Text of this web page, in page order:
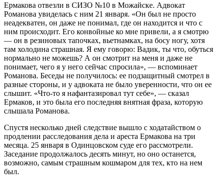
Ермакова отвезли в СИЗО №10 в Можайске. Адвокат
Романова увиделась с ним 21 января. «Он был не просто
неадекватен, он даже не понимал, где он находится и что с
ним происходит. Его конвойные ко мне привели, а я смотрю
— он в резиновых тапочках, вьетнамках, на босу ногу, хотя
там холодина страшная. Я ему говорю: Вадик, ты что, обуться
нормально не можешь? А он смотрит на меня и даже не
понимает, чего я у него сейчас спросила», — вспоминает
Романова. Беседы не получилось: ее подзащитный смотрел в
разные стороны, и у адвоката не было уверенности, что он ее
слышит. «Что-то я нафантазировал тут себе», — сказал
Ермаков, и это была его последняя внятная фраза, которую
слышала Романова.
Спустя несколько дней следствие вышло с ходатайством о
продлении расследования дела и ареста Ермакова на три
месяца. 25 января в Одинцовском суде его рассмотрели.
Заседание продолжалось десять минут, но оно останется,
возможно, самым страшным кошмаром для тех, кто на нем
был.